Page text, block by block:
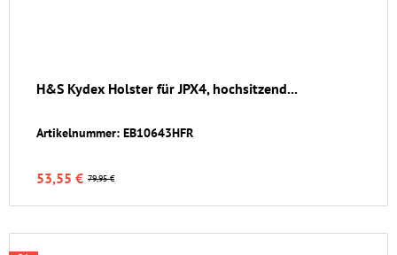
H&S Kydex Holster für JPX4, hochsitzend...
Artikelnummer: EB10643HFR
79,95 €
53,55 €